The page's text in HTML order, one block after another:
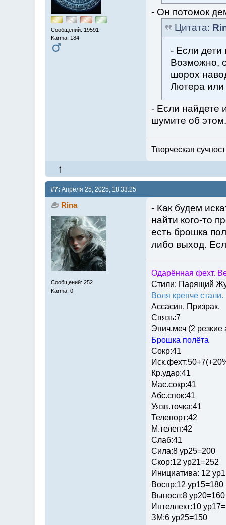
Сообщений: 19591
Karma: 184
- Он потомок
Цитата:
- Если дети
Возможно,
шорох
Лютера
- Если найдете
шумите об этом.
Творческая
#7: Апреля 25, 2025, 18:33:25
Rina
Сообщений: 252
Karma: 0
- Как будем
найти кого-то
есть брошка
либо выход.
Одарённая фехт.
Стили: Парящий
Воля крепче
Ассасин. Призрак.
Связь:7
Эпич.меч (2 резкие
Брошка полёта
Сокр:41
Кр.удар:41
Мас.сокр:41
Абс.спок:41
Уязв.точка:41
Телепорт:42
М.телеп:42
Слаб:41
Сила:8 ур25=200
Скор:12 ур21=252
Инициатива: 12
Воспр:12 ур15=180
Выносл:8 ур20=160
Интеллект:10
ЗМ:6 ур25=150